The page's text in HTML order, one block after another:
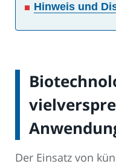
Hinweis und
Der Einsatz von